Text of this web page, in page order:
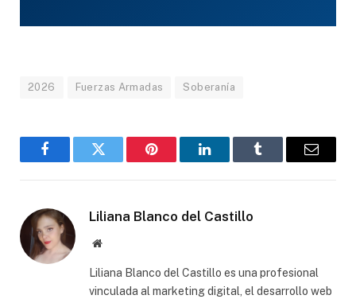
2026 Fuerzas Armadas Soberanía
FacebookGorjeo Pinterest LinkedInTumblr
Correo
Liliana Blanco del Castillo
Sitio
Liliana Blanco del Castillo es una profesional
vinculada al marketing digital, el desarrollo web